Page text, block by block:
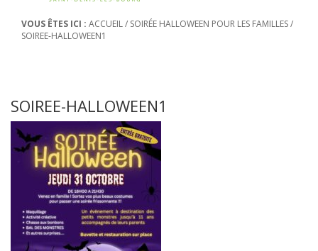
VOUS ÊTES ICI : ACCUEIL/ SOIRÉE HALLOWEEN POUR LES FAMILLES/
SOIREE-HALLOWEEN1
SOIREE-HALLOWEEN1